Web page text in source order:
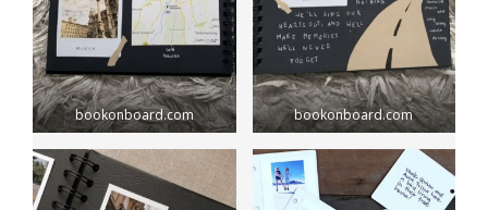
bookonboard.com bookonboard.com